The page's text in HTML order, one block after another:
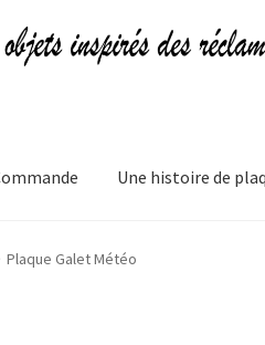
Une histoire de
Informations légales
Plaque Galet Météo